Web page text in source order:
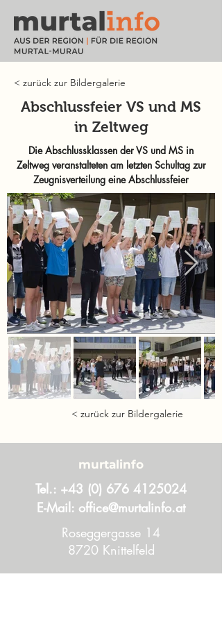
< zurück zur Bildergalerie
Abschlussfeier VS und MS
in Zeltweg
Die Abschlussklassen der VS und MS in
Zeltweg veranstalteten am letzten Schultag zur
Zeugnisverteilung eine Abschlussfeier
< zurück zur Bildergalerie
murtalinfo
Tel.: +43 (0) 676 4125024
E-Mail: office@murtalinfo.at
Roseggergasse 14
8720 Knittelfeld